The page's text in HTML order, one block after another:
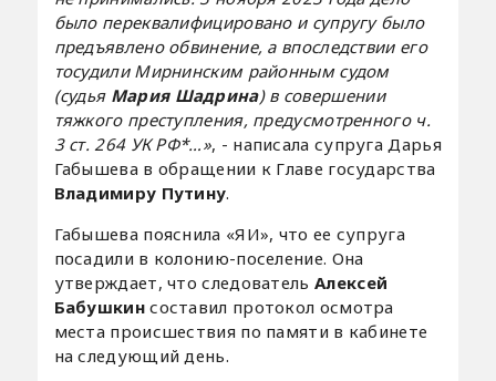
было переквалифицировано и супругу было
предъявлено обвинение, а впоследствии его
тосудили Мирнинским районным судом
(судья Мария Шадрина) в совершении
тяжкого преступления, предусмотренного ч.
3 ст. 264 УК РФ*…», - написала супруга Дарья
Габышева в обращении к Главе государства
Владимиру Путину.
Габышева пояснила «ЯИ», что ее супруга
посадили в колонию-поселение. Она
утверждает, что следователь Алексей
Бабушкинсоставил протокол осмотра
места происшествия по памяти в кабинете
на следующий день.